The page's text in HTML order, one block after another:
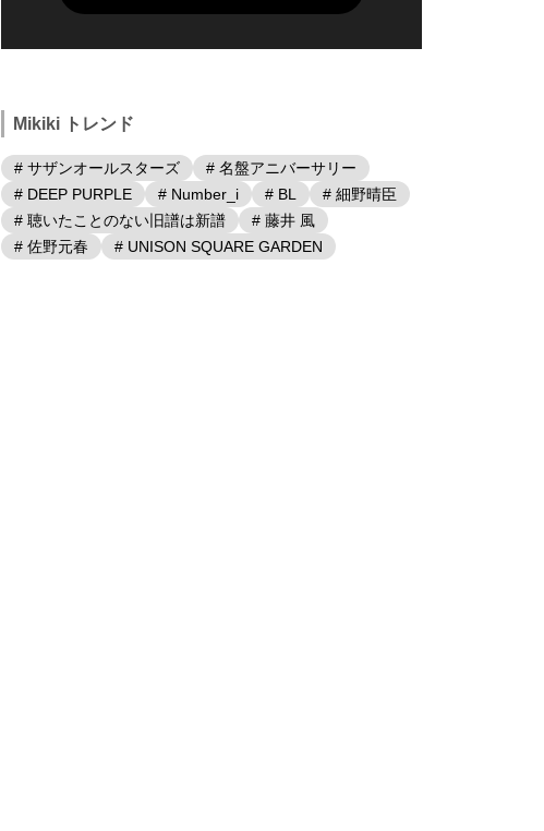
Mikiki トレンド
# サザンオールスターズ
# 名盤アニバーサリー
# DEEP PURPLE
# Number_i # BL
# 細野晴臣
# 聴いたことのない旧譜は新譜
# 藤井 風
# 佐野元春
# UNISON SQUARE GARDEN